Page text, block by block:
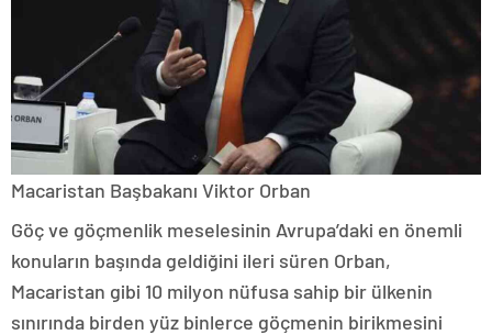
Macaristan Başbakanı Viktor Orban
Göç ve göçmenlik meselesinin Avrupa’daki en önemli
konuların başında geldiğini ileri süren Orban,
Macaristan gibi 10 milyon nüfusa sahip bir ülkenin
sınırında birden yüz binlerce göçmenin birikmesini